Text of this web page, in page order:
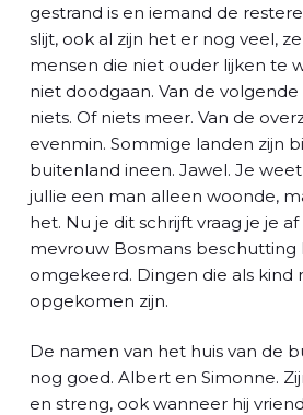
gestrand is en iemand de
slijt, ook al zijn het er nog veel,
mensen die niet ouder lijken te
niet doodgaan. Van de
niets. Of niets meer. Van de
evenmin. Sommige landen zijn
buitenland ineen. Jawel. Je
jullie een man alleen woonde,
het. Nu je dit schrijft vraag je je
mevrouw Bosmans
omgekeerd. Dingen die als kind
opgekomen zijn.
De namen van het huis van de
nog goed. Albert en Simonne.
en streng, ook wanneer hij